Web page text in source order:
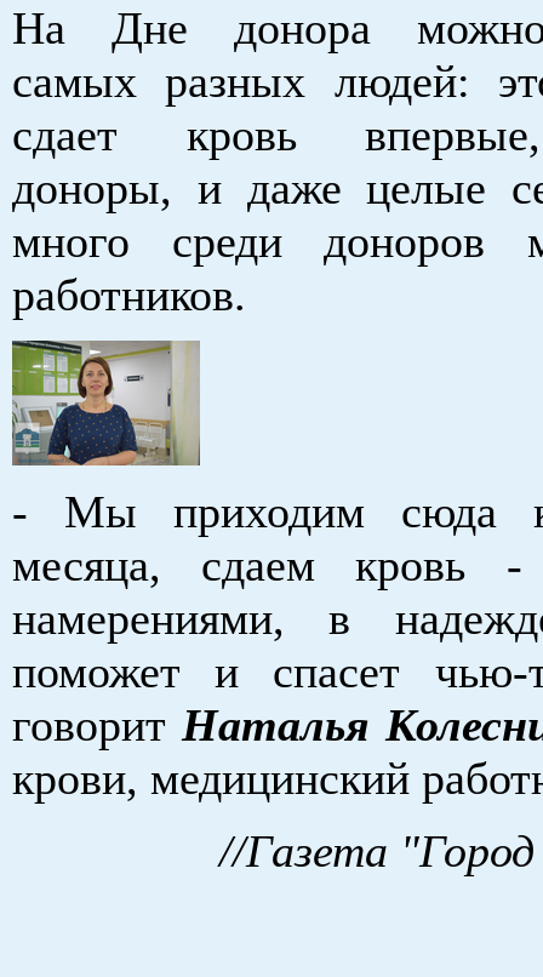
На Дне донора можно
самых разных людей:
сдает кровь
доноры, и даже целые
много среди доноров
работников.
- Мы приходим сюда
месяца, сдаем кровь
намерениями, в
поможет и спасет
говорит Наталья
крови, медицинский
//Газета "Город